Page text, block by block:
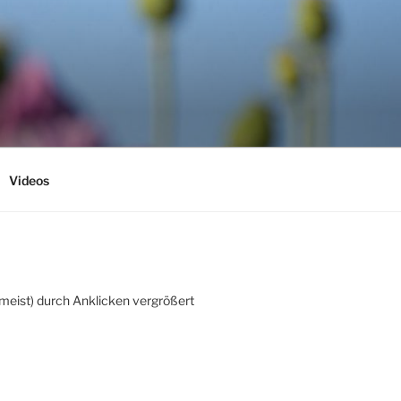
Videos
durch Anklicken vergrößert